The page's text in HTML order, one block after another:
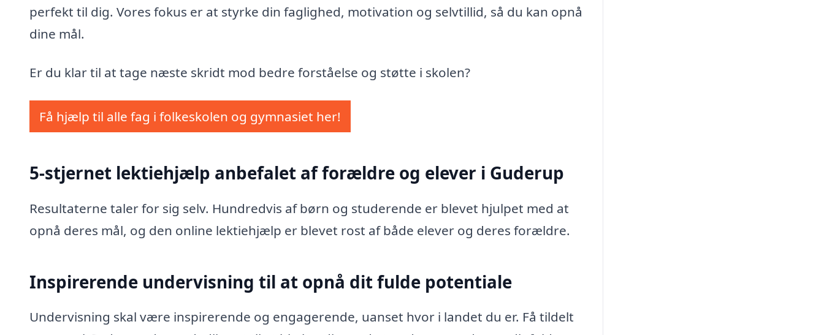
perfekt til dig. Vores fokus er at styrke din faglighed, motivation og selvtillid, så du kan opnå
dine mål.
Er du klar til at tage næste skridt mod bedre forståelse og støtte i skolen?
Få hjælp til alle fag i folkeskolen og gymnasiet her!
5-stjernet lektiehjælp anbefalet af forældre og elever i Guderup
Resultaterne taler for sig selv. Hundredvis af børn og studerende er blevet hjulpet med at
opnå deres mål, og den online lektiehjælp er blevet rost af både elever og deres forældre.
Inspirerende undervisning til at opnå dit fulde potentiale
Undervisning skal være inspirerende og engagerende, uanset hvor i landet du er. Få tildelt